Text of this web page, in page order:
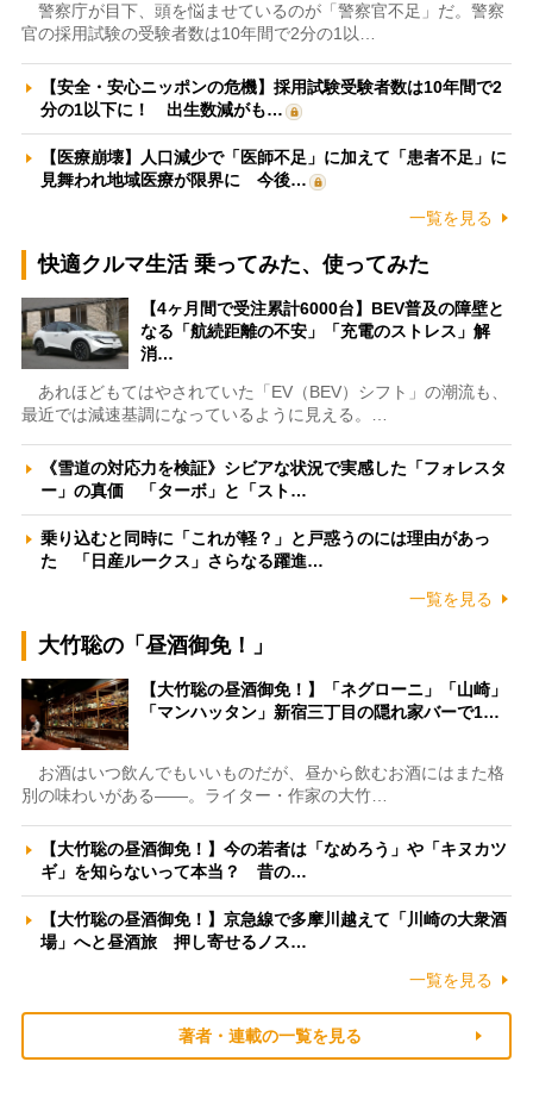
警察庁が目下、頭を悩ませているのが「警察官不足」だ。警察
官の採用試験の受験者数は10年間で2分の1以…
【安全・安心ニッポンの危機】採用試験受験者数は10年間で2
分の1以下に！ 出生数減がも…
【医療崩壊】人口減少で「医師不足」に加えて「患者不足」に
見舞われ地域医療が限界に 今後…
一覧を見る
快適クルマ生活 乗ってみた、使ってみた
【4ヶ月間で受注累計6000台】BEV普及の障壁と
なる「航続距離の不安」「充電のストレス」解
消…
あれほどもてはやされていた「EV（BEV）シフト」の潮流も、
最近では減速基調になっているように見える。…
《雪道の対応力を検証》シビアな状況で実感した「フォレスタ
ー」の真価 「ターボ」と「スト…
乗り込むと同時に「これが軽？」と戸惑うのには理由があっ
た 「日産ルークス」さらなる躍進…
一覧を見る
大竹聡の「昼酒御免！」
【大竹聡の昼酒御免！】「ネグローニ」「山崎」
「マンハッタン」新宿三丁目の隠れ家バーで1…
お酒はいつ飲んでもいいものだが、昼から飲むお酒にはまた格
別の味わいがある――。ライター・作家の大竹…
【大竹聡の昼酒御免！】今の若者は「なめろう」や「キヌカツ
ギ」を知らないって本当？ 昔の…
【大竹聡の昼酒御免！】京急線で多摩川越えて「川崎の大衆酒
場」へと昼酒旅 押し寄せるノス…
一覧を見る
著者・連載の一覧を見る